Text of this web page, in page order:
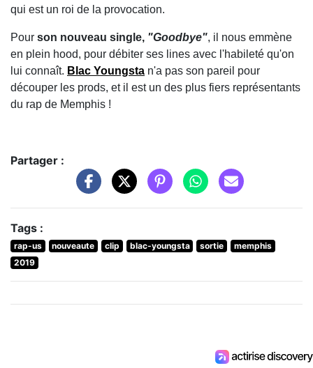
qui est un roi de la provocation.
Pour son nouveau single, "Goodbye", il nous emmène
en plein hood, pour débiter ses lines avec l'habileté qu'on
lui connaît. Blac Youngsta n'a pas son pareil pour
découper les prods, et il est un des plus fiers représentants
du rap de Memphis !
Partager :
Tags :
rap-us nouveaute clip blac-youngsta sortie
memphis
2019